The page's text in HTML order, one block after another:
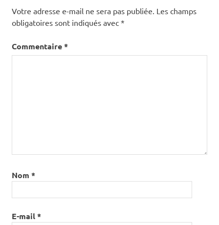
Votre adresse e-mail ne sera pas publiée. Les champs
obligatoires sont indiqués avec *
Commentaire*
Nom *
E-mail*